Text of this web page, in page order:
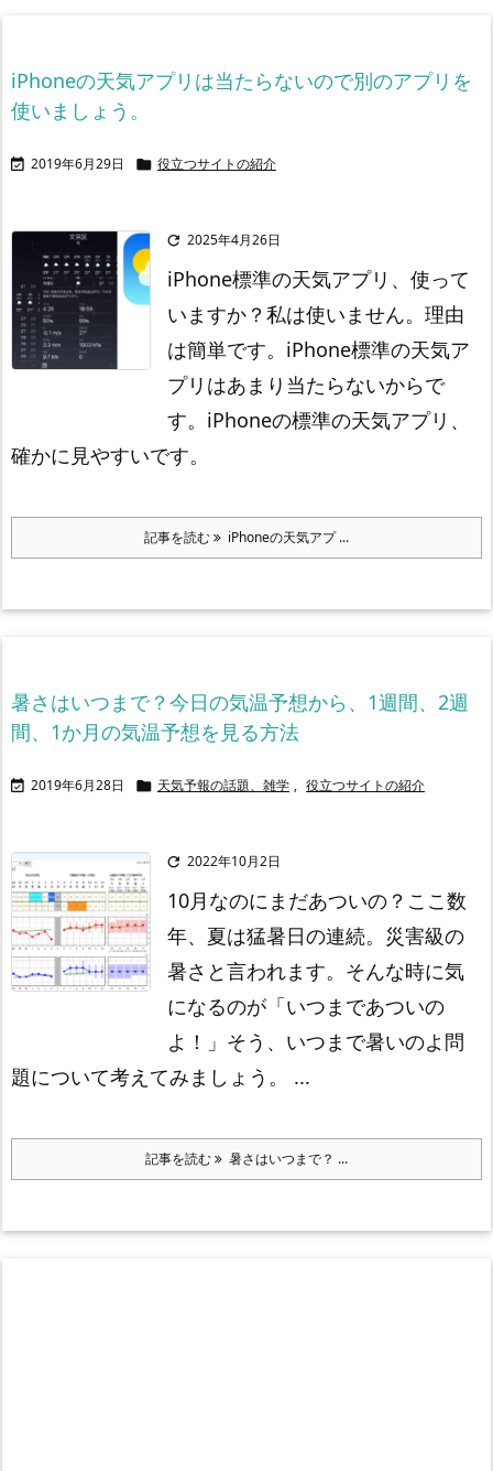
iPhoneの天気アプリは当たらないので別のアプリを
使いましょう。
 2019年6月29日  役立つサイトの紹介
 2025年4月26日
iPhone標準の天気アプリ、使って
いますか？私は使いません。理由
は簡単です。 iPhone標準の天気ア
プリはあまり当たらないからで
す。 iPhoneの標準の天気アプリ、
確かに見やすいです。
記事を読む iPhoneの天気アプ ...
暑さはいつまで？今日の気温予想から、1週間、2週
間、1か月の気温予想を見る方法
 2019年6月28日  天気予報の話題、雑学 , 役立つサイトの紹介
 2022年10月2日
10月なのにまだあついの？ ここ数
年、夏は猛暑日の連続。災害級の
暑さと言われます。 そんな時に気
になるのが 「いつまであついの
よ！」 そう、いつまで暑いのよ問
題について考えてみましょう。 ...
記事を読む 暑さはいつまで？ ...